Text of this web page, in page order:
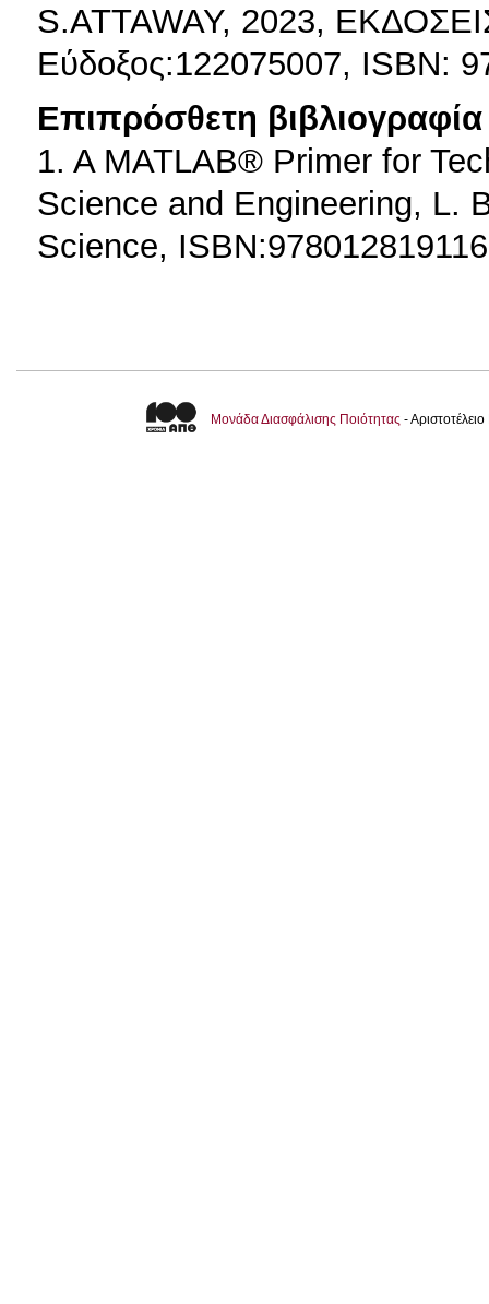
S.ATTAWAY, 2023,
Εύδοξος:122075007, ISBN:
Επιπρόσθετη βιβλιογραφία
1. A MATLAB® Primer for
Science and Engineering, L.
Science,
Μονάδα Διασφάλισης Ποιότητας -